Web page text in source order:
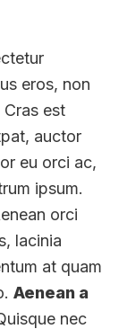
eros, non
est
auctor
eu orci ac,
ipsum.
orci
lacinia
at quam
Aenean a
nec